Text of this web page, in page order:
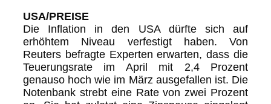
USA/PREISE
Die Inflation in den USA dürfte sich auf
erhöhtem Niveau verfestigt haben. Von
Reuters befragte Experten erwarten, dass die
Teuerungsrate im April mit 2,4 Prozent
genauso hoch wie im März ausgefallen ist. Die
Notenbank strebt eine Rate von zwei Prozent